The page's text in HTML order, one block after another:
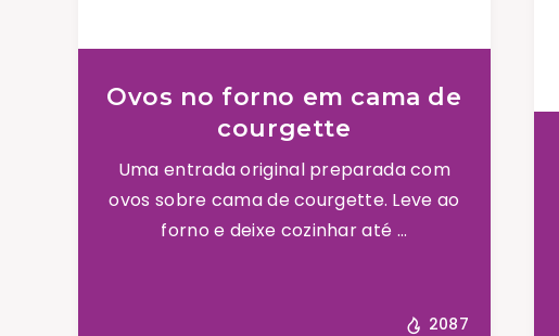
Ovos no forno em cama de
courgette
Uma entrada original preparada com
ovos sobre cama de courgette. Leve ao
forno e deixe cozinhar até ...
2087